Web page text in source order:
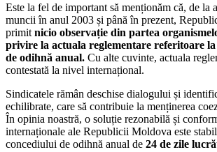
Este la fel de important să menționăm că, de la
muncii în anul 2003 și până în prezent,
primit nicio observație din partea
privire la actuala reglementare referitoare
de odihnă anual. Cu alte cuvinte, actuala
contestată la nivel internațional.
Sindicatele rămân deschise dialogului și
echilibrate, care să contribuie la menținerea
În opinia noastră, o soluție rezonabilă și
internaționale ale Republicii Moldova este
concediului de odihnă anual de 24 de zile